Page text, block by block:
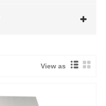
View as